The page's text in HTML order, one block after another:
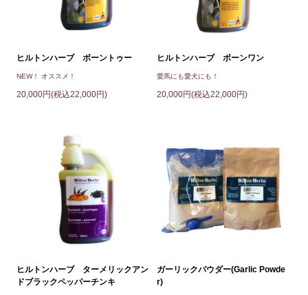
ヒルトンハーブ ボーントゥー
NEW！ オススメ！
20,000円(税込22,000円)
ヒルトンハーブ ボーンワン
愛馬にも愛犬にも！
20,000円(税込22,000円)
ヒルトンハーブ ターメリックアン
ドブラックペッパーチンキ
ガーリックパウダー(Garlic Powde
r)